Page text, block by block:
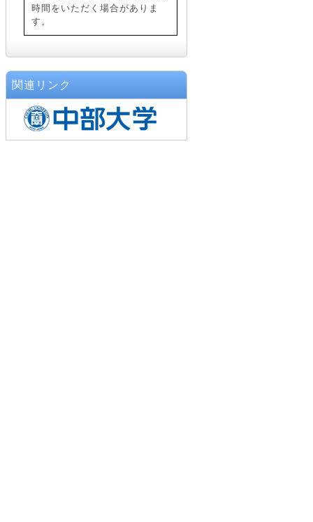
時間をいただく場合がありま
す。
関連リンク